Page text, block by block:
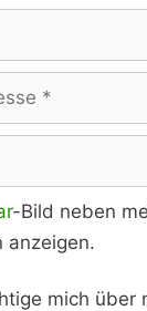
-Bild neben
anzeigen.
mich über